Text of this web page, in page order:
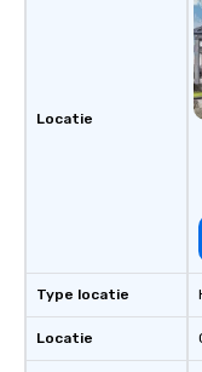
Locatie
Type locatie
Locatie